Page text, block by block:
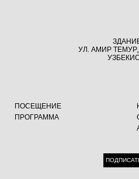
УЛ. АМИР
ПОСЕЩЕНИЕ
ПРОГРАММА